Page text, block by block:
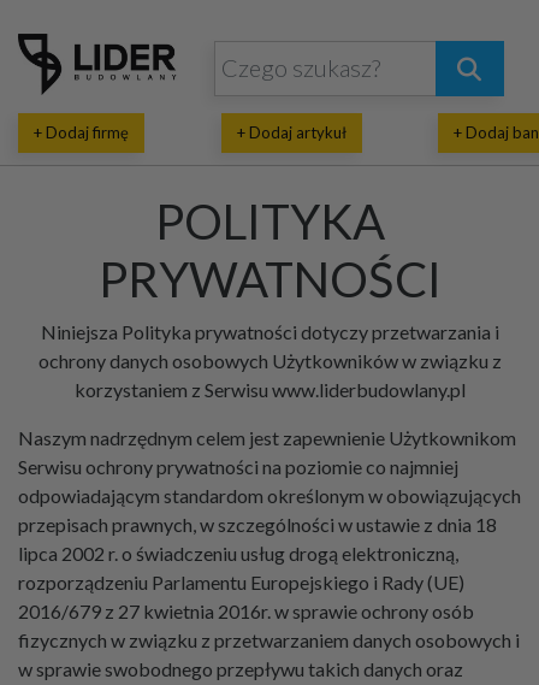
+ Dodaj firmę + Dodaj artykuł + Dodaj
POLITYKA
PRYWATNOŚCI
Niniejsza Polityka prywatności dotyczy przetwarzania i
ochrony danych osobowych Użytkowników w związku z
korzystaniem z Serwisu www.liderbudowlany.pl
Naszym nadrzędnym celem jest zapewnienie Użytkownikom
Serwisu ochrony prywatności na poziomie co najmniej
odpowiadającym standardom określonym w obowiązujących
przepisach prawnych, w szczególności w ustawie z dnia 18
lipca 2002 r. o świadczeniu usług drogą elektroniczną,
rozporządzeniu Parlamentu Europejskiego i Rady (UE)
2016/679 z 27 kwietnia 2016r. w sprawie ochrony osób
fizycznych w związku z przetwarzaniem danych osobowych i
w sprawie swobodnego przepływu takich danych oraz